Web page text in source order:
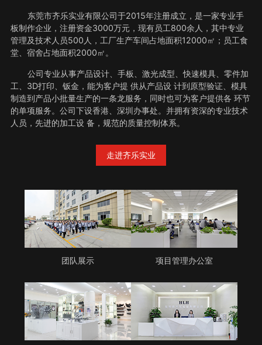
东莞市齐乐实业有限公司于2015年注册成立，是一家专业手
板制作企业，注册资金3000万元，现有员工800余人，其中专业
管理及技术人员500人，工厂生产车间占地面积12000㎡；员工食
堂、宿舍占地面积2000㎡。
公司专业从事产品设计、手板、激光成型、快速模具、零件加
工、3D打印、钣金，能为客户提 供从产品设 计到原型验证、模具
制造到产品小批量生产的一条龙服务，同时也可为客户提供各 环节
的单项服务。公司下设香港、深圳办事处。并拥有资深的专业技术
人员，先进的加工设 备，规范的质量控制体系。
走进齐乐实业
团队展示 项目管理办公室